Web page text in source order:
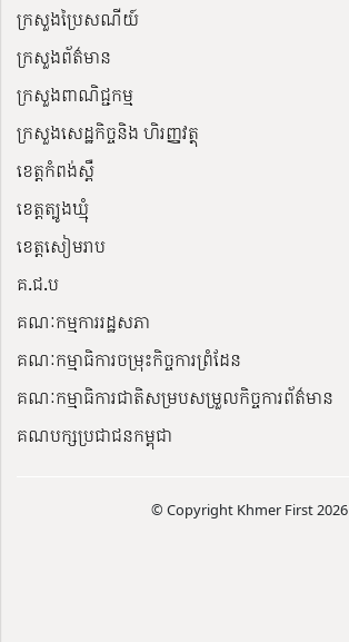
ក្រសួងប្រៃសណីយ៍
ក្រសួងព័ត៌មាន
ក្រសួងពាណិជ្ជកម្ម
ក្រសួងសេដ្ឋកិច្ចនិង ហិរញ្ញវត្ថុ
ខេត្តកំពង់ស្ពឺ
ខេត្តត្បូងឃ្មុំ
ខេត្តសៀមរាប
គ.ជ.ប
គណៈកម្មការរដ្ឋសភា
គណៈកម្មាធិការចម្រុះកិច្ចការព្រំដែន
គណៈកម្មាធិការជាតិសម្របសម្រួលកិច្ចការព័ត៌មាន
គណបក្សប្រជាជនកម្ពុជា
© Copyright Khmer First 2026